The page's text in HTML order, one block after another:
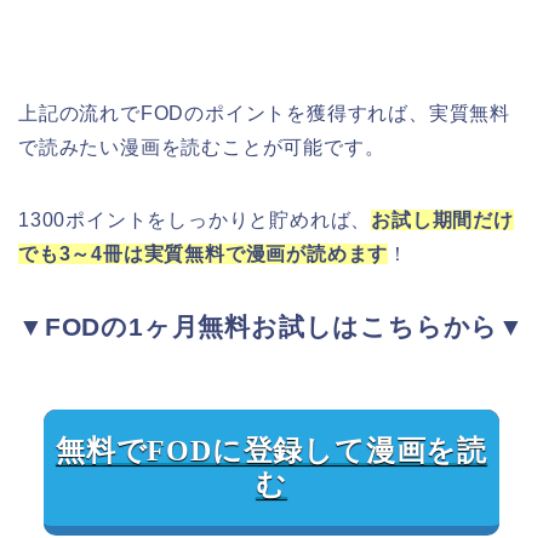
上記の流れでFODのポイントを獲得すれば、実質無料
で読みたい漫画を読むことが可能です。
1300ポイントをしっかりと貯めれば、 お試し期間だけ
でも3～4冊は実質無料で漫画が読めます ！
▼FODの1ヶ月無料お試しはこちらから▼
無料でFODに登録して漫画を読
む